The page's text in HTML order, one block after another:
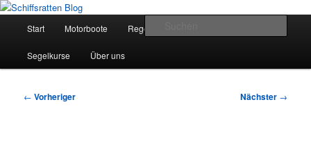
Zum
springenSchiffsratten Blog
Segelsport in Second Life
Start Motorboote Regelkunde
Segelkurse Über uns
Beitragsnavigation
← Vorheriger Nächster →